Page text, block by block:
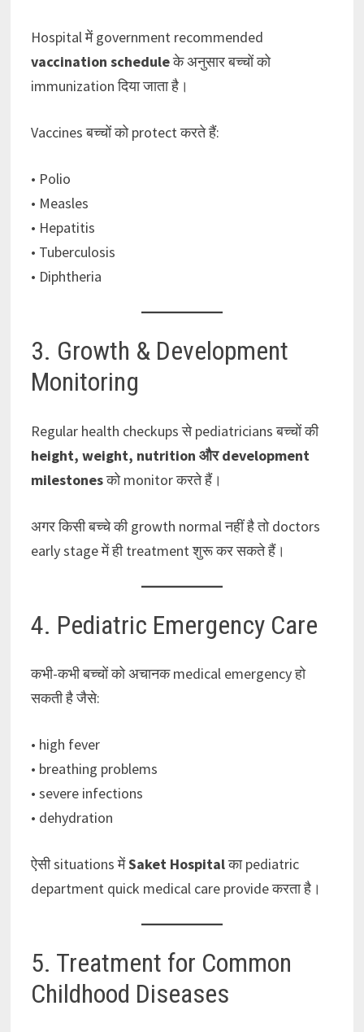
Hospital में government recommended
vaccination scheduleके अनुसार बच्चों को
immunization दिया जाता है।
Vaccines बच्चों को protect करते हैं:
• Polio
• Measles
• Hepatitis
• Tuberculosis
• Diphtheria
3. Growth & Development
Monitoring
Regular health checkups से pediatricians बच्चों की
height, weight, nutrition और development
milestonesको monitor करते हैं।
अगर किसी बच्चे की growth normal नहीं है तो doctors
early stage में ही treatment शुरू कर सकते हैं।
4. Pediatric Emergency Care
कभी-कभी बच्चों को अचानक medical emergency हो
सकती है जैसे:
• high fever
• breathing problems
• severe infections
• dehydration
ऐसी situations मेंSaket Hospitalका pediatric
department quick medical care provide करता है।
5. Treatment for Common
Childhood Diseases